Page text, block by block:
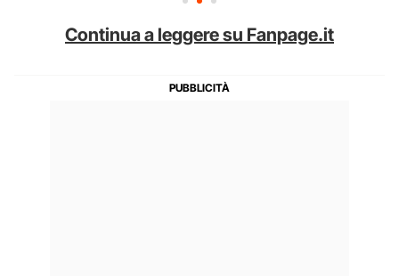
Continua a leggere su Fanpage.it